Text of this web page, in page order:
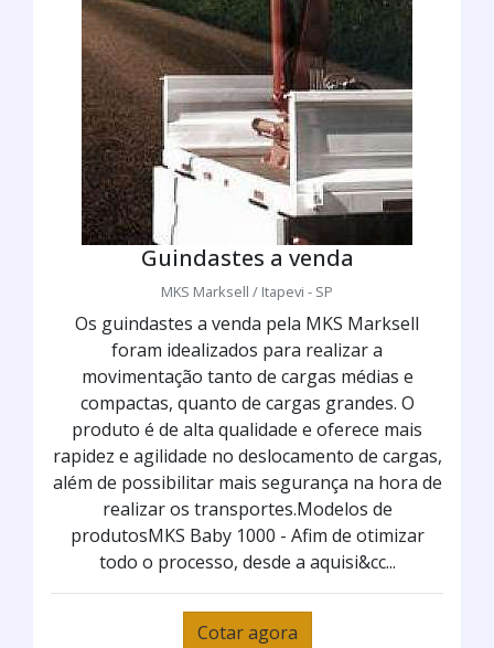
Guindastes a venda
MKS Marksell / Itapevi - SP
Os guindastes a venda pela MKS Marksell
foram idealizados para realizar a
movimentação tanto de cargas médias e
compactas, quanto de cargas grandes. O
produto é de alta qualidade e oferece mais
rapidez e agilidade no deslocamento de cargas,
além de possibilitar mais segurança na hora de
realizar os transportes.Modelos de
produtosMKS Baby 1000 - Afim de otimizar
todo o processo, desde a aquisi&cc...
Cotar agora